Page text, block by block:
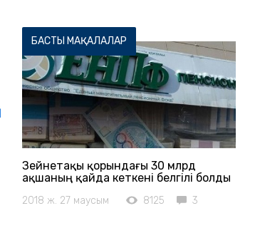
БАСТЫ МАҚАЛАЛАР
Зейнетақы қорындағы 30 млрд
ақшаның қайда кеткені белгілі болды
2018 ж. 27 маусым 8125 3